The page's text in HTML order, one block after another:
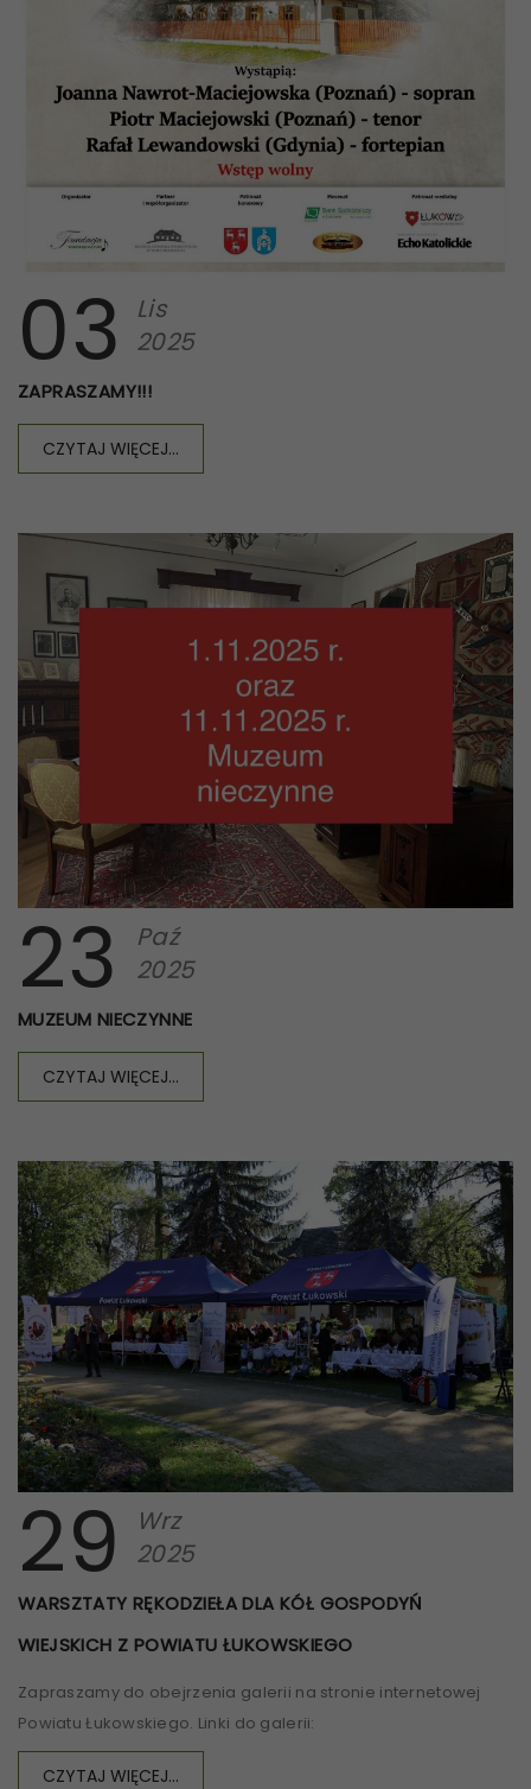
03
Lis
2025
ZAPRASZAMY!!!
CZYTAJ WIĘCEJ...
23
Paź
2025
MUZEUM NIECZYNNE
CZYTAJ WIĘCEJ...
29
Wrz
2025
WARSZTATY RĘKODZIEŁA DLA KÓŁ GOSPODYŃ
WIEJSKICH Z POWIATU ŁUKOWSKIEGO
Zapraszamy do obejrzenia galerii na stronie internetowej
Powiatu Łukowskiego. Linki do galerii:
CZYTAJ WIĘCEJ...